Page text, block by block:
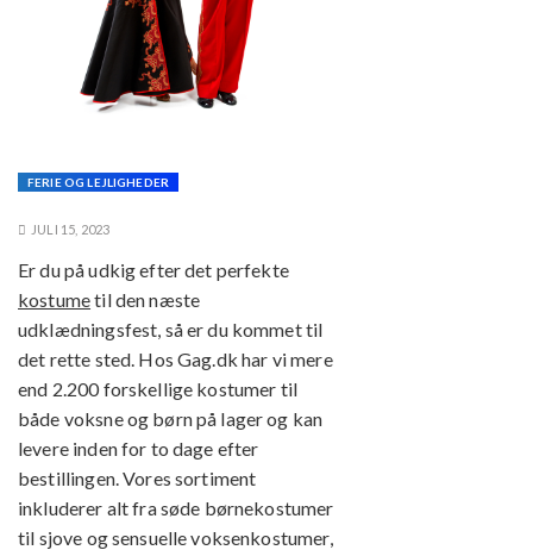
FERIE OG LEJLIGHEDER
JULI 15, 2023
Er du på udkig efter det perfekte
kostumetil den næste
udklædningsfest, så er du kommet til
det rette sted. Hos Gag.dk har vi mere
end 2.200 forskellige kostumer til
både voksne og børn på lager og kan
levere inden for to dage efter
bestillingen. Vores sortiment
inkluderer alt fra søde børnekostumer
til sjove og sensuelle voksenkostumer,